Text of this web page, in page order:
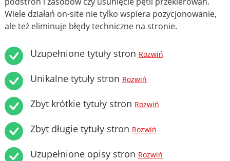
Wiele działań on-site nie tylko wspiera pozycjonowanie,
ale też eliminuje błędy techniczne na stronie.
Uzupełnione tytuły stron Rozwiń
Unikalne tytuły stron Rozwiń
Zbyt krótkie tytuły stron Rozwiń
Zbyt długie tytuły stron Rozwiń
Uzupełnione opisy stron Rozwiń